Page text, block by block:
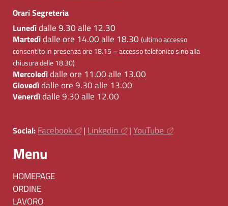
Orari Segreteria
Lunedìdalle 9.30 alle 12.30
Martedìdalle ore 14.00 alle 18.30 (ultimo accesso
consentito in presenza ore 18.15 – accesso telefonico sino alla
chiusura delle 18.30)
Mercoledìdalle ore 11.00 alle 13.00
Giovedìdalle ore 9.30 alle 13.00
Venerdìdalle 9.30 alle 12.00
Social: Facebook | Linkedin | YouTube
Menu
HOMEPAGE
ORDINE
LAVORO